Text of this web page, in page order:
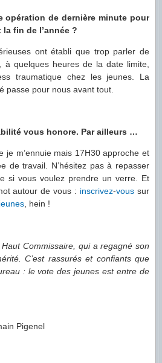
opération de dernière minute pour
fin de l’année ?
ont établi que trop parler de
à quelques heures de la date limite,
traumatique chez les jeunes. La
passe pour nous avant tout.
vous honore. Par ailleurs …
je m’ennuie mais 17H30 approche et
de travail. N’hésitez pas à repasser
si vous voulez prendre un verre. Et
autour de vous : inscrivez-vous sur
jeunes , hein !
Commissaire, qui a regagné son
C’est rassurés et confiants que
: le vote des jeunes est entre de
Pigenel